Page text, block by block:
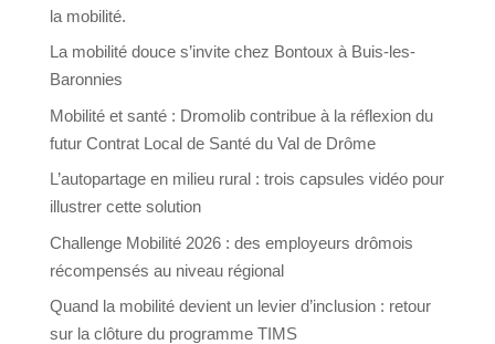
la mobilité.
La mobilité douce s’invite chez Bontoux à Buis-les-
Baronnies
Mobilité et santé : Dromolib contribue à la réflexion du
futur Contrat Local de Santé du Val de Drôme
L’autopartage en milieu rural : trois capsules vidéo pour
illustrer cette solution
Challenge Mobilité 2026 : des employeurs drômois
récompensés au niveau régional
Quand la mobilité devient un levier d’inclusion : retour
sur la clôture du programme TIMS